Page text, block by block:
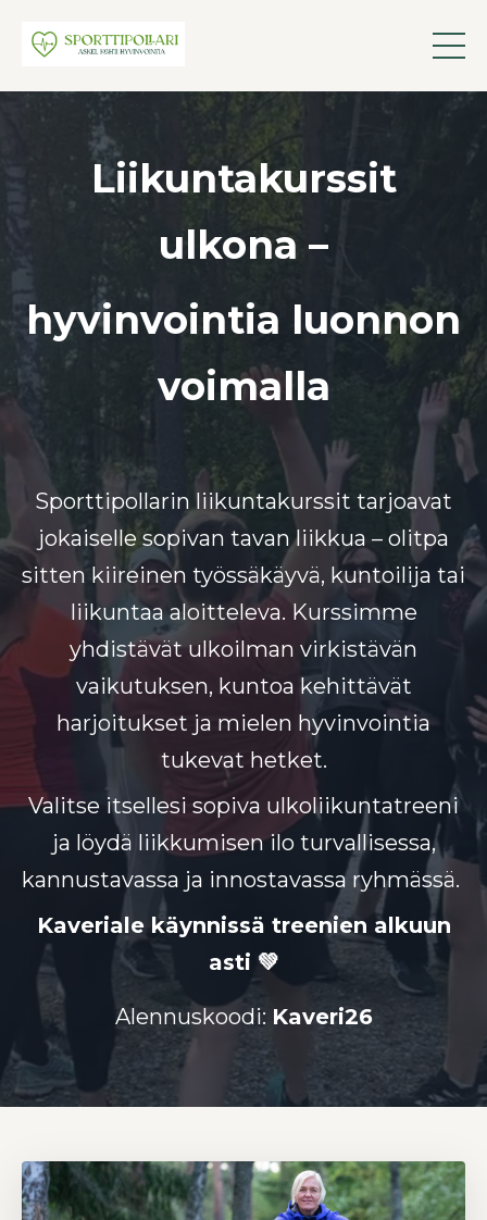
Liikuntakurssit
ulkona –
hyvinvointia luonnon
voimalla
Sporttipollarin liikuntakurssit tarjoavat
jokaiselle sopivan tavan liikkua – olitpa
sitten kiireinen työssäkäyvä, kuntoilija tai
liikuntaa aloitteleva. Kurssimme
yhdistävät ulkoilman virkistävän
vaikutuksen, kuntoa kehittävät
harjoitukset ja mielen hyvinvointia
tukevat hetket.
Valitse itsellesi sopiva ulkoliikuntatreeni
ja löydä liikkumisen ilo turvallisessa,
kannustavassa ja innostavassa ryhmässä.
Kaveriale käynnissä treenien alkuun
asti 💚
Alennuskoodi: Kaveri26